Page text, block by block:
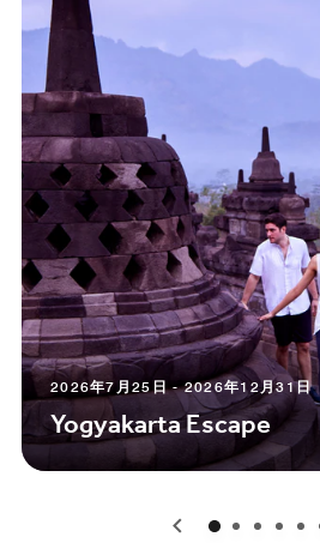
2026年7月25日 - 2026年12月31日
Yogyakarta Escape
0 1 2 3 4